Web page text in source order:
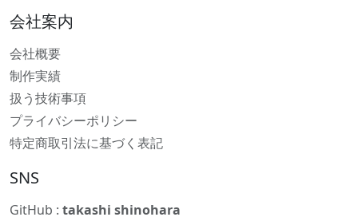
会社案内
会社概要
制作実績
扱う技術事項
プライバシーポリシー
特定商取引法に基づく表記
SNS
GitHub : takashi shinohara